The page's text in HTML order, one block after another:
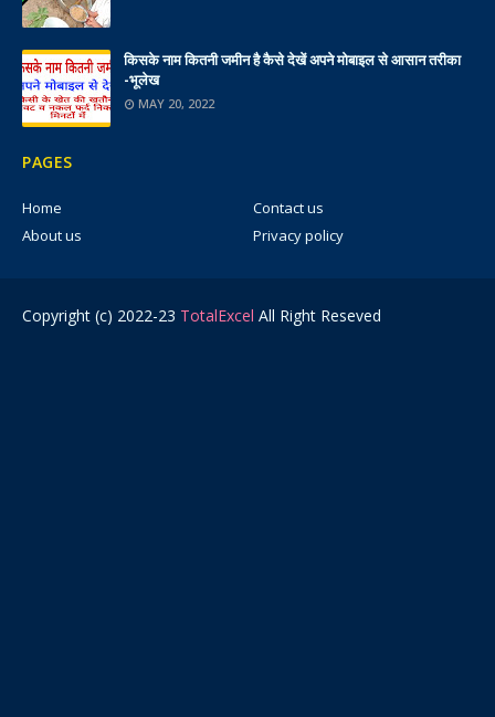
किसके नाम कितनी जमीन है कैसे देखें अपने मोबाइल से आसान तरीका
-भूलेख
MAY 20, 2022
PAGES
Home
Contact us
About us
Privacy policy
Copyright (c) 2022-23 TotalExcel All Right Reseved